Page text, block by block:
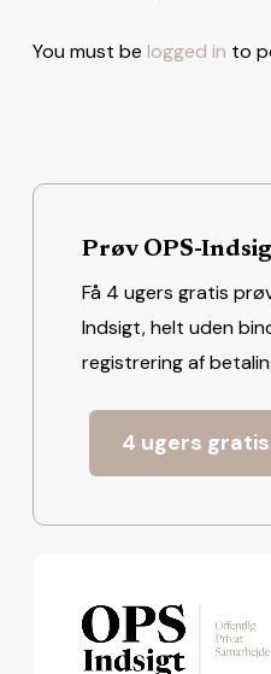
You must be logged in to
Prøv OPS-
Få 4 ugers gratis
Indsigt, helt uden
registrering af
4 ugers